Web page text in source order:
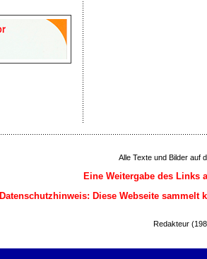
Alle Texte und Bilder auf
Eine Weitergabe des Links
Datenschutzhinweis: Diese Webseite sammelt
Redakteur